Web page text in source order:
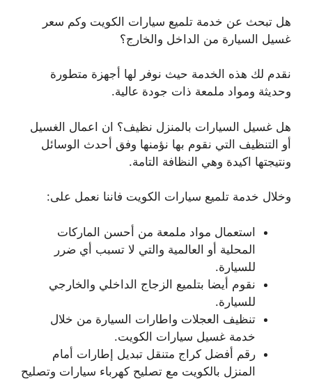
هل تبحث عن خدمة تلميع سيارات الكويت وكم سعر
غسيل السيارة من الداخل والخارج؟
نقدم لك هذه الخدمة حيث نوفر لها أجهزة متطورة
وحديثة ومواد ملمعة ذات جودة عالية.
هل غسيل السيارات بالمنزل نظيف؟ ان اعمال الغسيل
أو التنظيف التي نقوم بها نؤمنها وفق أحدث الوسائل
ونتيجتها اكيدة وهي النظافة التامة.
وخلال خدمة تلميع سيارات الكويت فاننا نعمل على:
استعمال مواد ملمعة من أحسن الماركات
المحلية أو العالمية والتي لا تسبب أي ضرر
للسيارة.
نقوم أيضا بتلميع الزجاج الداخلي والخارجي
للسيارة.
تنظيف العجلات واطارات السيارة من خلال
خدمة غسيل سيارات الكويت.
رقم أفضل كراج متنقل تبديل إطارات أمام
المنزل بالكويت مع تصليح كهرباء سيارات وتصليح